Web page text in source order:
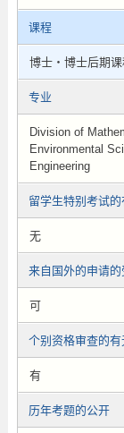
课程
博士・博士后期
专业
Division of
Environmental
Engineering
留学生特别考试的
无
来自国外的申请的
可
个别资格审查的有
有
历年考题的公开